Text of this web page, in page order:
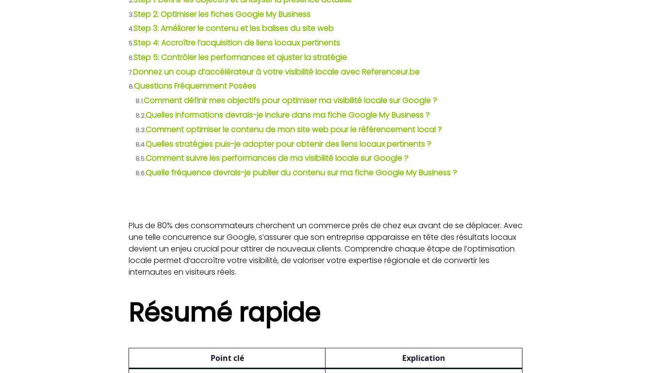
3.Step 2: Optimiser les fiches Google My Business
4.Step 3: Améliorer le contenu et les balises du site web
5.Step 4: Accroître l’acquisition de liens locaux pertinents
6.Step 5: Contrôler les performances et ajuster la stratégie
7.Donnez un coup d’accélérateur à votre visibilité locale avec Referenceur.be
8.Questions Fréquemment Posées
8.1.Comment définir mes objectifs pour optimiser ma visibilité locale sur Google ?
8.2.Quelles informations devrais-je inclure dans ma fiche Google My Business ?
8.3.Comment optimiser le contenu de mon site web pour le référencement local ?
8.4.Quelles stratégies puis-je adopter pour obtenir des liens locaux pertinents ?
8.5.Comment suivre les performances de ma visibilité locale sur Google ?
8.6.Quelle fréquence devrais-je publier du contenu sur ma fiche Google My Business ?
Plus de 80% des consommateurs cherchent un commerce près de chez eux avant de se déplacer. Avec
une telle concurrence sur Google, s’assurer que son entreprise apparaisse en tête des résultats locaux
devient un enjeu crucial pour attirer de nouveaux clients. Comprendre chaque étape de l’optimisation
locale permet d’accroître votre visibilité, de valoriser votre expertise régionale et de convertir les
internautes en visiteurs réels.
Résumé rapide
Point clé Explication